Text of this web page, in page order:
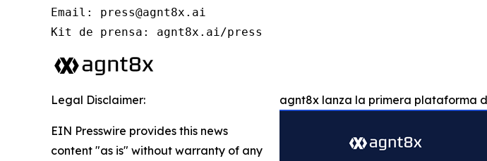
Email: press@agnt8x.ai
Kit de prensa: agnt8x.ai/press
agnt8x lanza la primera plataforma
Legal Disclaimer:
EIN Presswire provides this news
content "as is" without warranty of any